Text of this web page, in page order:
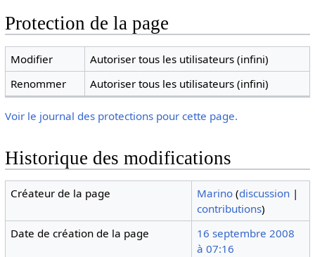
Protection de la page
Modifier
Autoriser tous les utilisateurs (infini)
Renommer
Autoriser tous les utilisateurs (infini)
Voir le journal des protections pour cette page.
Historique des modifications
Créateur de la page Marino (discussion |
contributions)
Date de création de la page
16 septembre 2008
à 07:16